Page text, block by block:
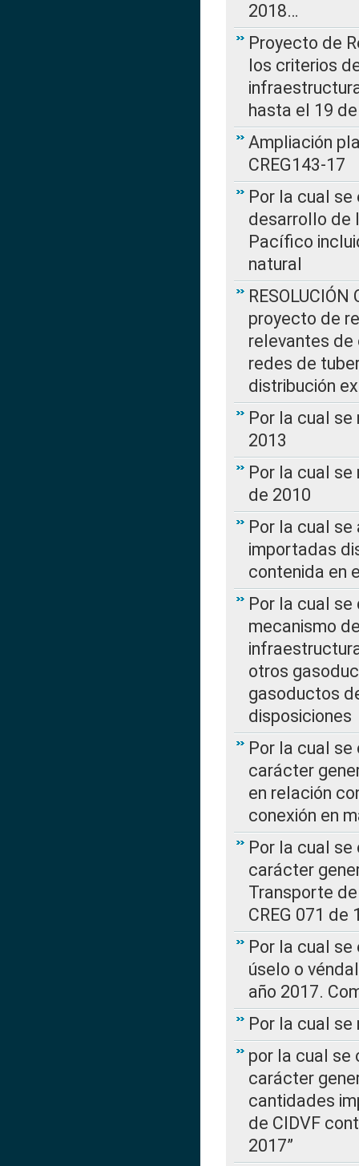
2018…
Proyecto de
los criterios
hasta el 19
Ampliación
CREG143-17
Por la cual
desarrollo de
Pacífico
natural
proyecto de
relevantes de
redes de
distribución
Por la cual se
2013
Por la cual se
de 2010
Por la cual
importadas
contenida en
Por la cual se
mecanismo
otros
gasoductos
disposiciones
Por la cual
carácter
en relación
conexión en
Por la cual
carácter
Transporte
CREG 071 de
Por la cual
úselo o
año 2017.
Por la cual se
por la cual se
carácter
cantidades
de CIDVF
2017”